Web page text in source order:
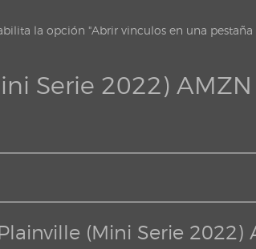
la opción "Abrir vinculos en una
Serie 2022)
(Mini Serie 2022)